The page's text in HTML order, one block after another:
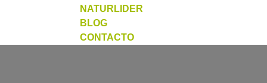
NATURLIDER
BLOG
CONTACTO